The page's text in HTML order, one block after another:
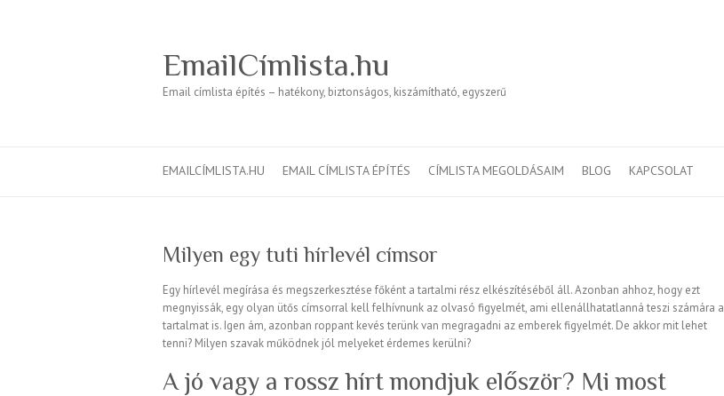
EmailCímlista.hu
Email címlista építés – hatékony, biztonságos, kiszámítható, egyszerű
EMAILCÍMLISTA.HU EMAIL CÍMLISTA ÉPÍTÉS CÍMLISTA MEGOLDÁSAIM BLOG KAPCSOLAT
Milyen egy tuti hírlevél címsor
Egy hírlevél megírása és megszerkesztése főként a tartalmi rész elkészítéséből áll. Azonban ahhoz, hogy ezt
megnyissák, egy olyan ütős címsorral kell felhívnunk az olvasó figyelmét, ami ellenállhatatlanná teszi számára a
tartalmat is. Igen ám, azonban roppant kevés terünk van megragadni az emberek figyelmét. De akkor mit lehet
tenni? Milyen szavak működnek jól melyeket érdemes kerülni?
A jó vagy a rossz hírt mondjuk először? Mi most